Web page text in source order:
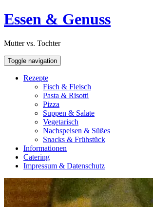
Skip
to
Open
Sidebar
Essen & Genuss
Mutter vs. Tochter
Toggle navigation
Rezepte
Fisch & Fleisch
Pasta & Risotti
Pizza
Suppen & Salate
Vegetarisch
Nachspeisen & Süßes
Snacks & Frühstück
Informationen
Catering
Impressum & Datenschutz